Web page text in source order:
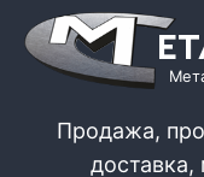
Продажа,